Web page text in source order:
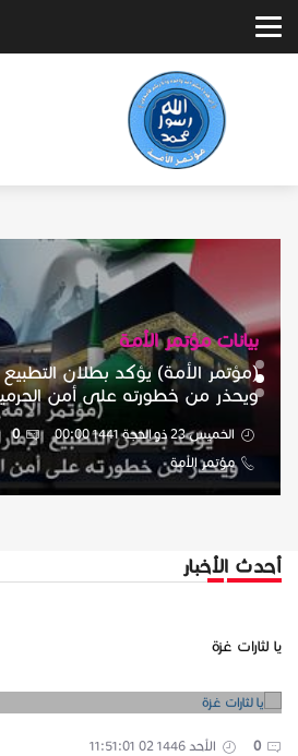
بيانات مؤتمر الأمة
(مؤتمر الأمة) يؤكد بطلان التطبيع
ويحذر من خطورته على أمن
الخميس 23 ذو الحجة 1441 00:00
0
مؤتمر الأمة
أحدث الأخبار
يا لثارات غزة
الأحد 1446 02 11:51:01